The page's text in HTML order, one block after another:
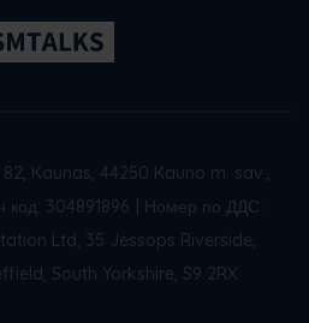
Kaunas, 44250 Kauno m. sav.,
код: 304891896
Номер по ДДС:
Ltd, 35 Jessops Riverside,
South Yorkshire, S9 2RX